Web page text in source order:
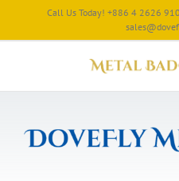
Call Us Today! +886 4 2626